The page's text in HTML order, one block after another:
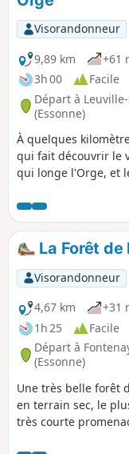
Visorandonneur
9,89 km
+61
3h 00
Facile
Départ à
(Essonne)
À quelques
qui fait découvrir le
qui longe l'Orge, et
La Forêt de
Visorandonneur
4,67 km
+31
1h 25
Facile
Départ à
(Essonne)
Une très belle forêt
en terrain sec, le
très courte